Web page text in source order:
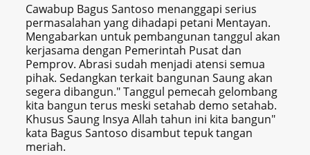
Cawabup Bagus Santoso menanggapi serius
permasalahan yang dihadapi petani Mentayan.
Mengabarkan untuk pembangunan tanggul akan
kerjasama dengan Pemerintah Pusat dan
Pemprov. Abrasi sudah menjadi atensi semua
pihak. Sedangkan terkait bangunan Saung akan
segera dibangun." Tanggul pemecah gelombang
kita bangun terus meski setahab demo setahab.
Khusus Saung Insya Allah tahun ini kita bangun"
kata Bagus Santoso disambut tepuk tangan
meriah.